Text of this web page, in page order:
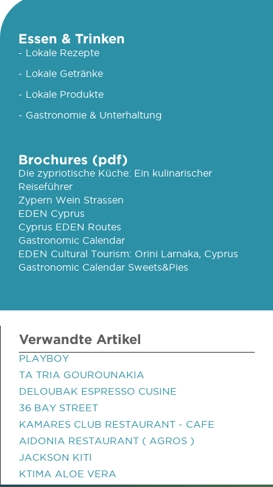
Essen & Trinken
- Lokale Rezepte
- Lokale Getränke
- Lokale Produkte
- Gastronomie & Unterhaltung
Brochures (pdf)
Die zypriotische Küche: Ein kulinarischer
Reiseführer
Zypern Wein Strassen
EDEN Cyprus
Cyprus EDEN Routes
Gastronomic Calendar
EDEN Cultural Tourism: Orini Larnaka, Cyprus
Gastronomic Calendar Sweets&Pies
Verwandte Artikel
PLAYBOY
TA TRIA GOUROUNAKIA
DELOUBAK ESPRESSO CUSINE
36 BAY STREET
KAMARES CLUB RESTAURANT - CAFE
AIDONIA RESTAURANT ( AGROS )
JACKSON KITI
KTIMA ALOE VERA